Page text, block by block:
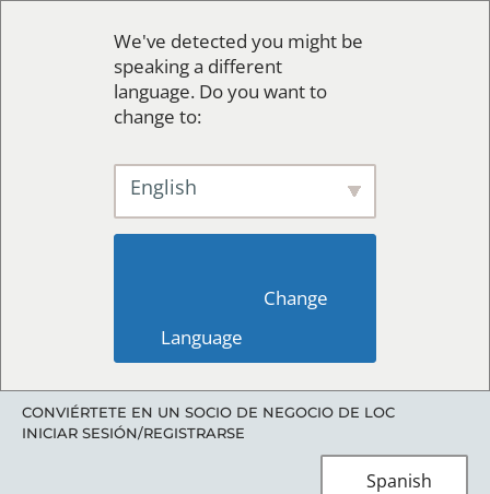
We've detected you might be
speaking a different
language. Do you want to
change to:
English
Language
CONVIÉRTETE EN UN SOCIO DE NEGOCIO DE LOC
INICIAR SESIÓN/REGISTRARSE
Spanish